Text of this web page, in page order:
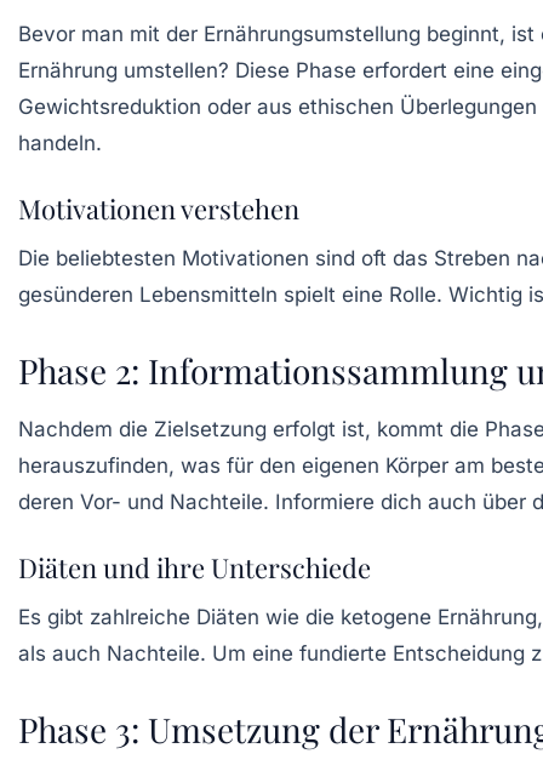
Bevor man mit der Ernährungsumstellung beginnt,
Ernährung umstellen? Diese Phase erfordert eine
Gewichtsreduktion oder aus ethischen
handeln.
Motivationen verstehen
Die beliebtesten Motivationen sind oft das Streben
gesünderen Lebensmitteln spielt eine Rolle. Wichtig
Phase 2: Informationssammlung
Nachdem die Zielsetzung erfolgt ist, kommt die
herauszufinden, was für den eigenen Körper am
deren Vor- und Nachteile. Informiere dich auch über
Diäten und ihre Unterschiede
Es gibt zahlreiche Diäten wie die ketogene Ernährung
als auch Nachteile. Um eine fundierte Entscheidung
Phase 3: Umsetzung der